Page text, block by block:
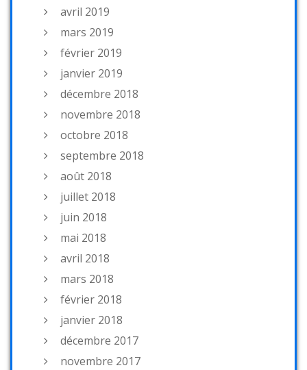
avril 2019
mars 2019
février 2019
janvier 2019
décembre 2018
novembre 2018
octobre 2018
septembre 2018
août 2018
juillet 2018
juin 2018
mai 2018
avril 2018
mars 2018
février 2018
janvier 2018
décembre 2017
novembre 2017